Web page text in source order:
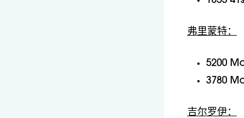
弗里蒙特：
5200
3780
吉尔罗伊：